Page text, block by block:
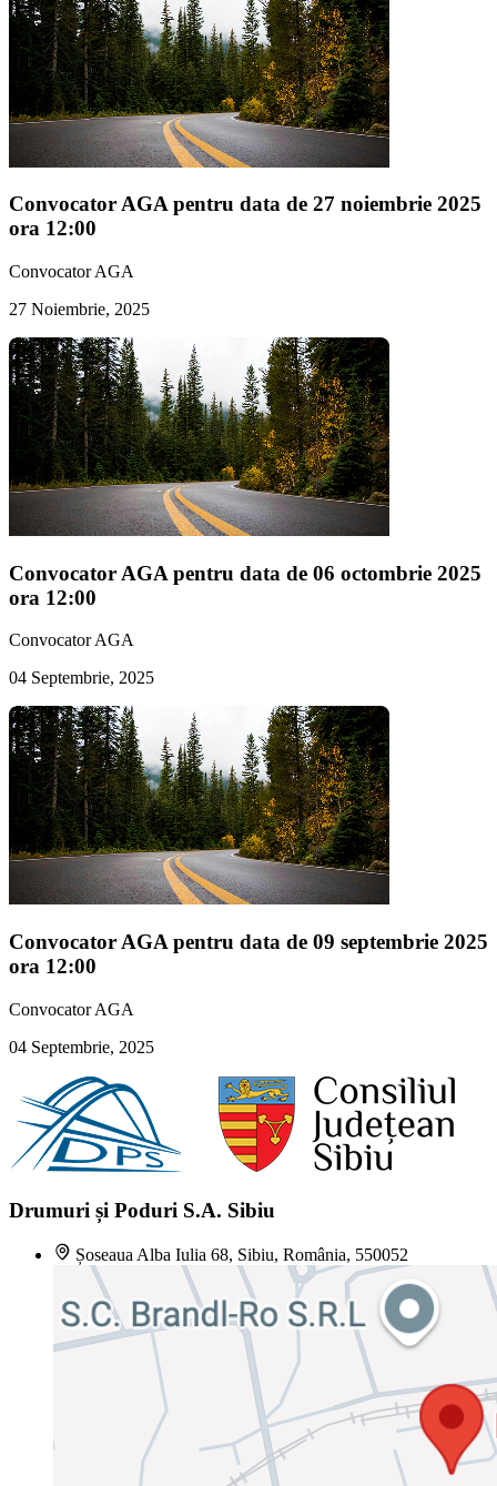
Convocator AGA pentru data de 27 noiembrie 2025
ora 12:00
Convocator AGA
27 Noiembrie, 2025
Convocator AGA pentru data de 06 octombrie 2025
ora 12:00
Convocator AGA
04 Septembrie, 2025
Convocator AGA pentru data de 09 septembrie 2025
ora 12:00
Convocator AGA
04 Septembrie, 2025
Drumuri și Poduri S.A. Sibiu
Șoseaua Alba Iulia 68, Sibiu, România, 550052